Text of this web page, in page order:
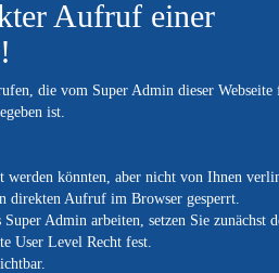
Aufruf einer
die vom Super Admin dieser Webseite
ist.
werden könnten, aber nicht von Ihnen
direkten Aufruf im Browser gesperrt.
Admin arbeiten, setzen Sie zunächst
User Level Recht fest.